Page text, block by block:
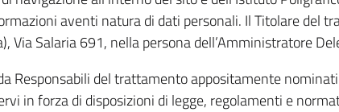
aventi natura di dati personali. Il Titolare del
Via Salaria 691, nella persona dell’Amministratore
Responsabili del trattamento appositamente
in forza di disposizioni di legge, regolamenti e